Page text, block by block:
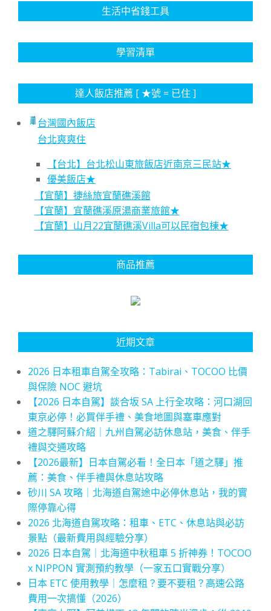
生活中省錢工具
學習清單
達人飯店推薦 [ ★號 = 已住 ]
台灣國內飯店
台北爽爽住
【台北】台北松山東旅飯店近南京三民站★
優美飯店★
【宜蘭】捷絲旅宜蘭礁溪館
【宜蘭】宜蘭礁溪原湯商業旅館★
【宜蘭】山月22宜蘭礁溪Villa可以民宿包棟★
商品推薦
近期文章
2026 日本租車自駕全攻略：Tabirai、TOCOO 比價
與保險 NOC 避坑
【2026 日本自駕】談合坂 SA 上行全攻略：河口湖回
東京必停！必買伴手禮、美食地圖與塞車應對
道之驛阿蘇介紹｜九州自駕必訪休息站，美食、伴手
禮與交通攻略
【2026最新】日本自駕必看！全日本「道之驛」推
薦：美食、伴手禮與休息站攻略
砂川 SA 攻略｜北海道自駕途中必停休息站，我的實
際停靠心得
2026 北海道自駕攻略：租車、ETC、休息站與必訪
景點（最新費用與經驗分享）
2026 日本自駕｜北海道中秋租車 5 折神券！TOCOO
x NIPPON 實測預約教學（一家五口實戰分享）
日本 ETC 使用教學｜怎麼租？要不要租？高速公路
費用一次搞懂（2026）